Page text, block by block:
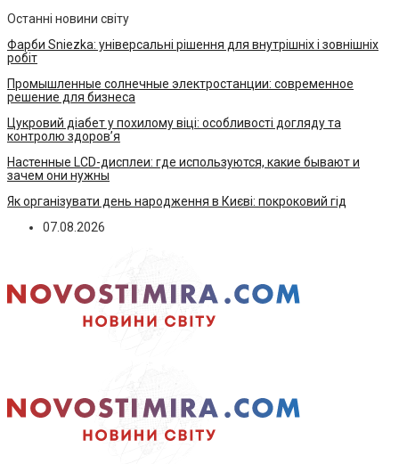
Останні новини світу
Фарби Sniezka: універсальні рішення для внутрішніх і зовнішніх
робіт
Промышленные солнечные электростанции: современное
решение для бизнеса
Цукровий діабет у похилому віці: особливості догляду та
контролю здоров’я
Настенные LCD-дисплеи: где используются, какие бывают и
зачем они нужны
Як організувати день народження в Києві: покроковий гід
07.08.2026